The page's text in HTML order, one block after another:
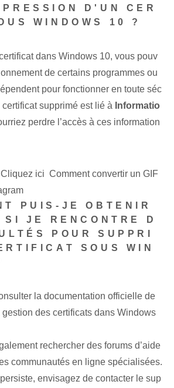
D'UN CER
WINDOWS 10 ?
dans Windows 10, vous pouv
de certains programmes ou
pour fonctionner en toute séc
supprimé est lié à Informatio
perdre l’accès à ces information
ici Comment convertir un GIF
PUIS-JE OBTENIR
JE RENCONTRE D
POUR SUPPRI
SOUS WIN
la documentation officielle de
gestion des certificats dans Windows
rechercher des forums d’aide
communautés en ligne spécialisées.
envisagez de contacter le sup